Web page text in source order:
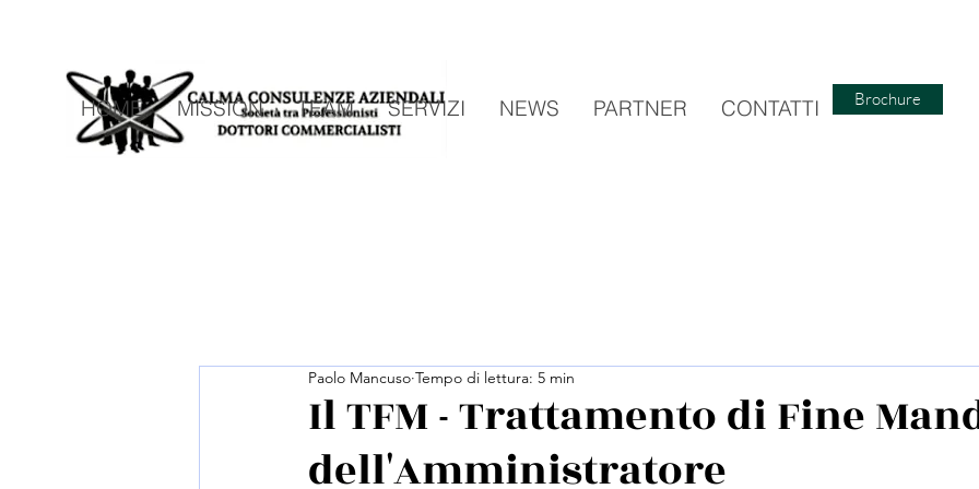
HOME MISSION TEAM SERVIZI NEWS PARTNER CONTATTI Brochure
Il TFM - Trattamento di Fine
dell'Amministratore
Paolo Mancuso Tempo di lettura: 5 min